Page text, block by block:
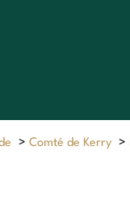
> Comté de Kerry >